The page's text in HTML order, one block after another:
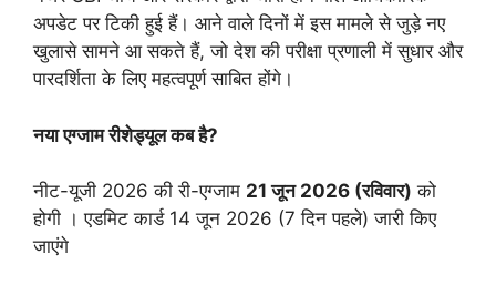
अपडेट पर टिकी हुई हैं। आने वाले दिनों में इस मामले से जुड़े नए
खुलासे सामने आ सकते हैं, जो देश की परीक्षा प्रणाली में सुधार और
पारदर्शिता के लिए महत्वपूर्ण साबित होंगे।
नया एग्जाम रीशेड्यूल कब है?
नीट-यूजी 2026 की री-एग्जाम 21 जून 2026 (रविवार) को
होगी । एडमिट कार्ड 14 जून 2026 (7 दिन पहले) जारी किए
जाएंगे